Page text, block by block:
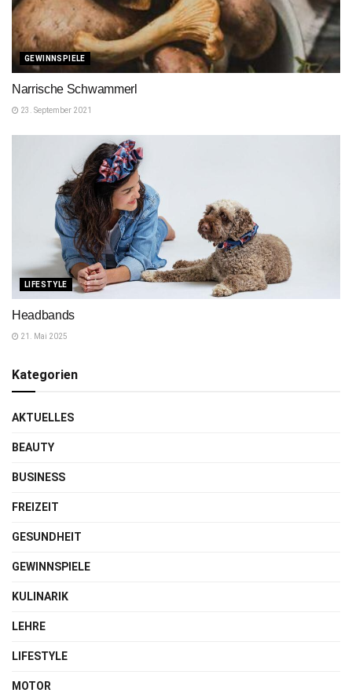
GEWINNSPIELE
Narrische Schwammerl
23. September 2021
LIFESTYLE
Headbands
21. Mai 2025
Kategorien
AKTUELLES
BEAUTY
BUSINESS
FREIZEIT
GESUNDHEIT
GEWINNSPIELE
KULINARIK
LEHRE
LIFESTYLE
MOTOR